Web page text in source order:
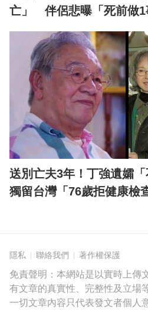
亡」 伴侶悲曝「死前做1
送別亡夫3年！丁強遺孀
獨留台灣「76歲拒健康檢
隱私 聯絡我們 著作權保護
免責聲明：本網站是以實時上傳
有文章的真實性、完整性及立場
一切文章內容只代表發文者個人